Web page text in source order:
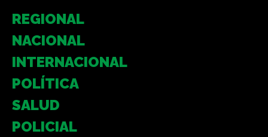
REGIONAL
NACIONAL
INTERNACIONAL
POLÍTICA
SALUD
POLICIAL